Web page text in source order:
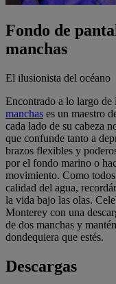
Fondo de
manchas
El ilusionista del océano
Encontrado a lo largo de
manchas es un maestro
cada lado de su cabeza
que confunde tanto a
brazos flexibles y
por el fondo marino o
movimiento. Como
calidad del agua,
la vida bajo las olas.
Monterey con una
de dos manchas y
dondequiera que estés.
Descargas